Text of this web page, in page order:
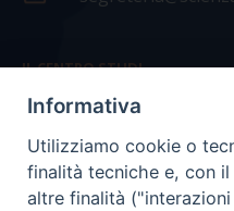
IL CENTRO STUDI
La nostra storia
Statuto
Presidenza e ufficio
Informativa
Utilizziamo cookie o
finalità tecniche e, con
altre finalità